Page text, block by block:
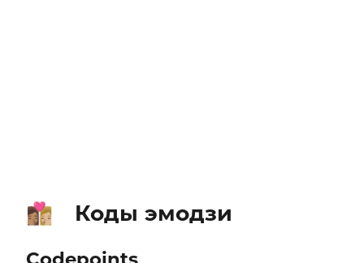
👩🏽‍❤️‍💋‍👩🏼 Коды эмодзи